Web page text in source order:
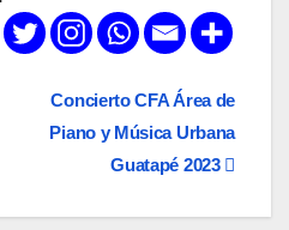
Concierto CFA Área de
Piano y Música Urbana
Guatapé 2023